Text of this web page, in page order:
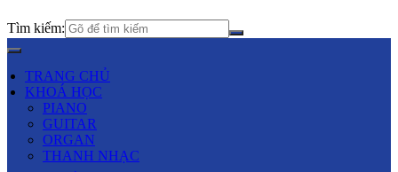
Tìm kiếm:
TRANG CHỦ
KHOÁ HỌC
PIANO
GUITAR
ORGAN
THANH NHẠC